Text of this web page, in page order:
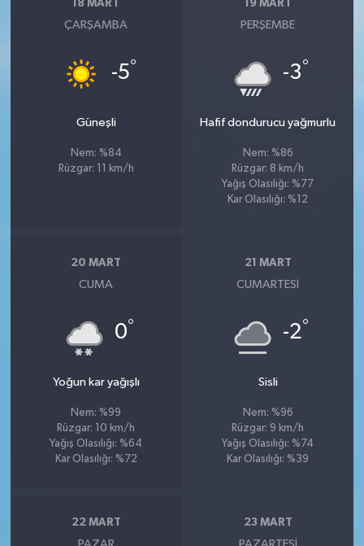
18 MART
ÇARŞAMBA
-5°
Güneşli
Nem: %84
Rüzgar: 11 km/h
19 MART
PERŞEMBE
-3°
Hafif dondurucu yağmurlu
Nem: %86
Rüzgar: 8 km/h
Yağış Olasılığı: %77
Kar Olasılığı: %12
20 MART
CUMA
0°
Yoğun kar yağışlı
Nem: %99
Rüzgar: 10 km/h
Yağış Olasılığı: %64
Kar Olasılığı: %72
21 MART
CUMARTESI
-2°
Sisli
Nem: %96
Rüzgar: 9 km/h
Yağış Olasılığı: %74
Kar Olasılığı: %39
22 MART 23 MART